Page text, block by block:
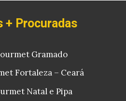
+ Procuradas
Gramado
Fortaleza – Ceará
Natal e Pipa